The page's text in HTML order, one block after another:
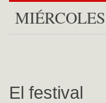
El festival